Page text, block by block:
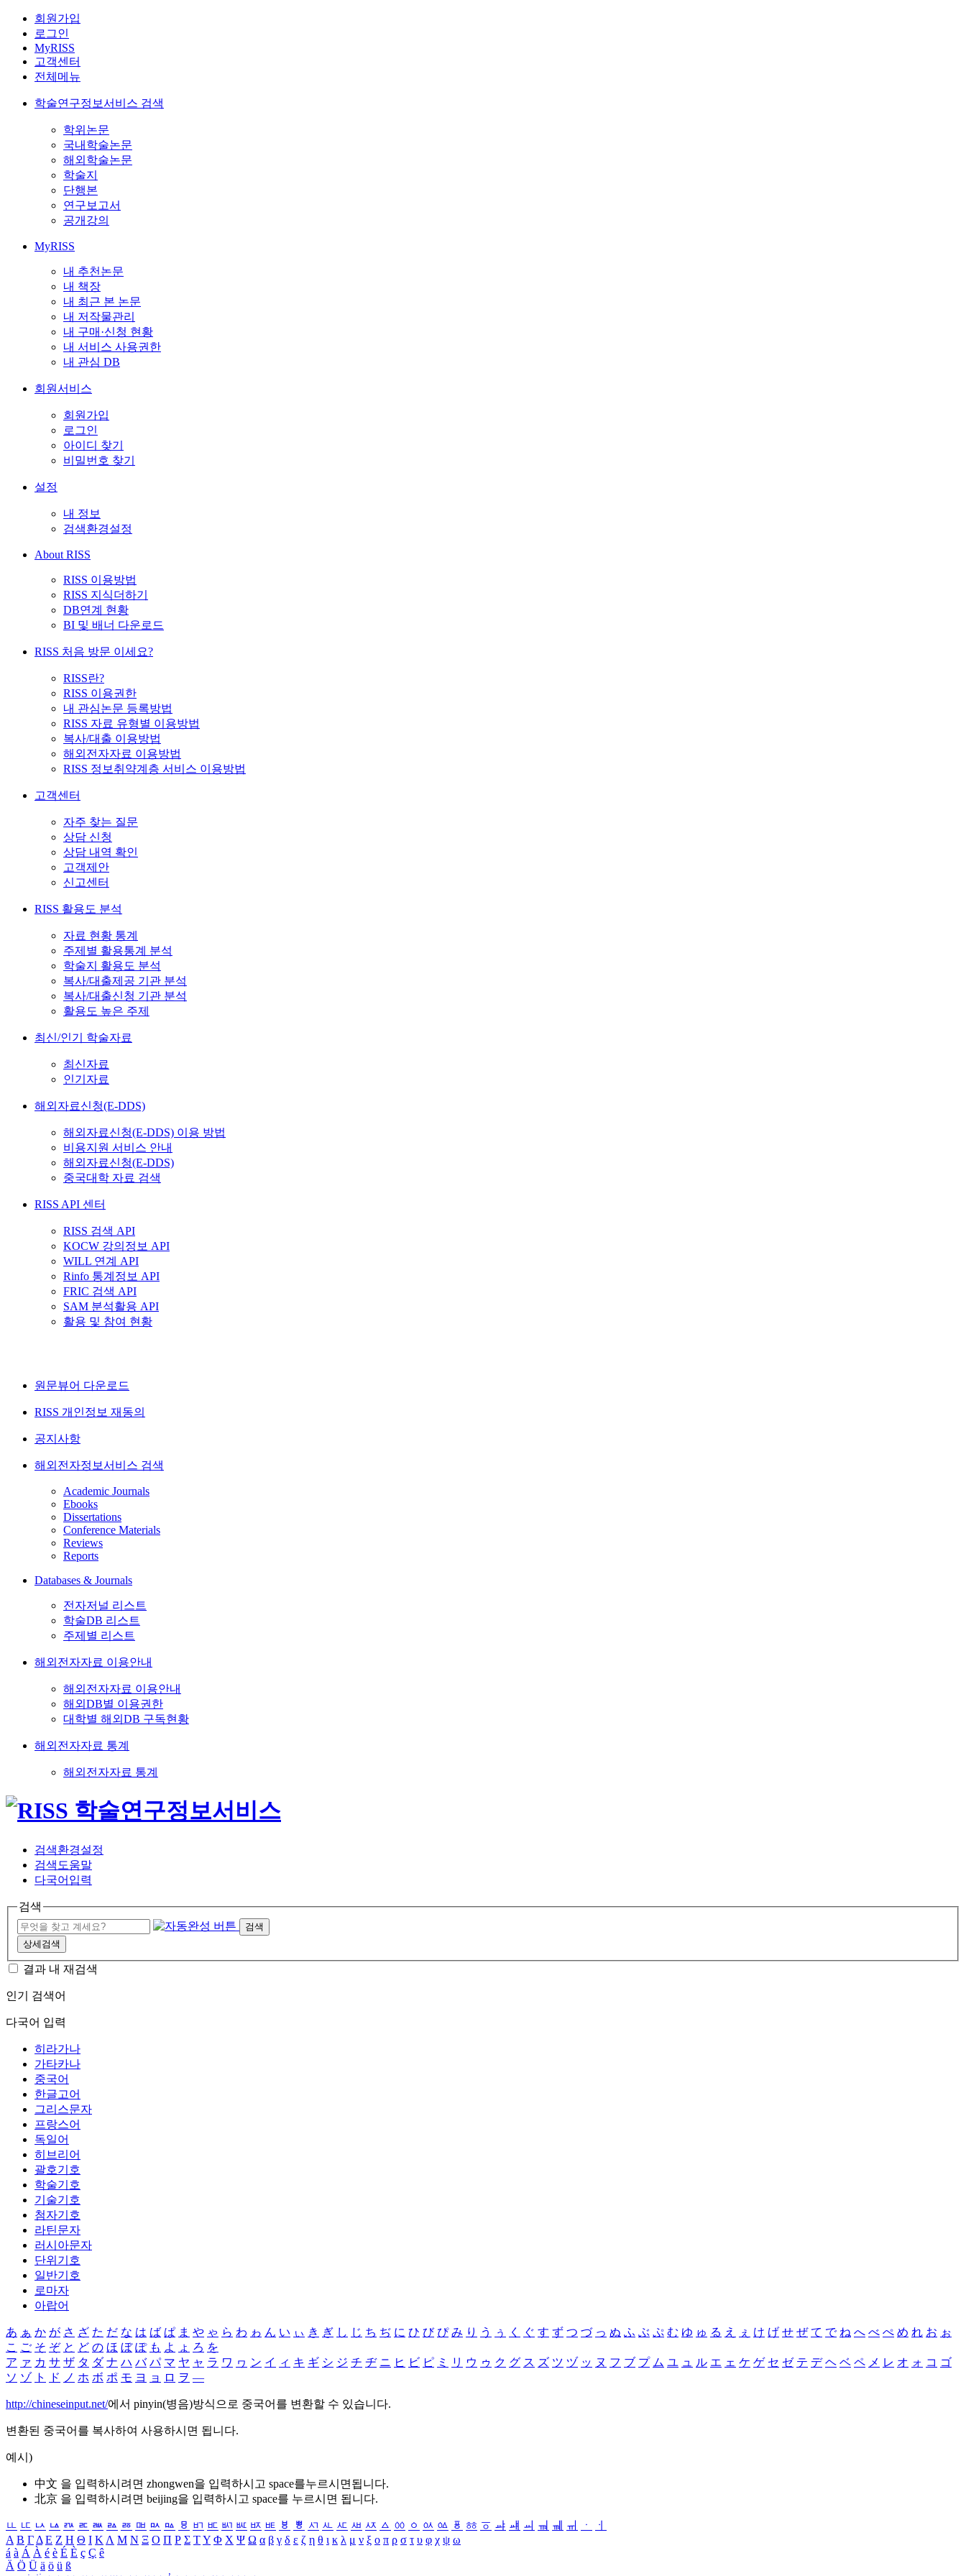
회원가입
로그인
MyRISS
고객센터
전체메뉴
학술연구정보서비스 검색
학위논문
국내학술논문
해외학술논문
학술지
단행본
연구보고서
공개강의
MyRISS
내 추천논문
내 책장
내 최근 본 논문
내 저작물관리
내 구매·신청 현황
내 서비스 사용권한
내 관심 DB
회원서비스
회원가입
로그인
아이디 찾기
비밀번호 찾기
설정
내 정보
검색환경설정
About RISS
RISS 이용방법
RISS 지식더하기
DB연계 현황
BI 및 배너 다운로드
RISS 처음 방문 이세요?
RISS란?
RISS 이용권한
내 관심논문 등록방법
RISS 자료 유형별 이용방법
복사/대출 이용방법
해외전자자료 이용방법
RISS 정보취약계층 서비스 이용방법
고객센터
자주 찾는 질문
상담 신청
상담 내역 확인
고객제안
신고센터
RISS 활용도 분석
자료 현황 통계
주제별 활용통계 분석
학술지 활용도 분석
복사/대출제공 기관 분석
복사/대출신청 기관 분석
활용도 높은 주제
최신/인기 학술자료
최신자료
인기자료
해외자료신청(E-DDS)
해외자료신청(E-DDS) 이용 방법
비용지원 서비스 안내
해외자료신청(E-DDS)
중국대학 자료 검색
RISS API 센터
RISS 검색 API
KOCW 강의정보 API
WILL 연계 API
Rinfo 통계정보 API
FRIC 검색 API
SAM 분석활용 API
활용 및 참여 현황
원문뷰어 다운로드
RISS 개인정보 재동의
공지사항
해외전자정보서비스 검색
Academic Journals
Ebooks
Dissertations
Conference Materials
Reviews
Reports
Databases & Journals
전자저널 리스트
학술DB 리스트
주제별 리스트
해외전자자료 이용안내
해외전자자료 이용안내
해외DB별 이용권한
대학별 해외DB 구독현황
해외전자자료 통계
해외전자자료 통계
검색환경설정
검색도움말
다국어입력
검색
검색
상세검색
결과 내 재검색
인기 검색어
다국어 입력
히라가나
가타카나
중국어
한글고어
그리스문자
프랑스어
독일어
히브리어
괄호기호
학술기호
기술기호
첨자기호
라틴문자
러시아문자
단위기호
일반기호
로마자
아랍어
あ ぁ か が さ ざ た だ な は ば ぱ ま や ゃ ら わ ゎ ん い ぃ き ぎ し じ ち ぢ に ひ び ぴ み り う ぅ く ぐ す ず つ づ っ ぬ ふ ぶ ぷ む ゆ ゅ る え ぇ け げ せ ぜ て で ね へ べ ぺ め れ お ぉ
こ ご そ ぞ と ど の ほ ぼ ぽ も よ ょ ろ を
ア ァ カ サ ザ タ ダ ナ ハ バ パ マ ヤ ャ ラ ワ ヮ ン イ ィ キ ギ シ ジ チ ヂ ニ ヒ ビ ピ ミ リ ウ ゥ ク グ ス ズ ツ ヅ ッ ヌ フ ブ プ ム ユ ュ ル エ ェ ケ ゲ セ ゼ テ デ ヘ ベ ペ メ レ オ ォ コ ゴ
ソ ゾ ト ド ノ ホ ボ ポ モ ヨ ョ ロ ヲ ―
http://chineseinput.net/에서 pinyin(병음)방식으로 중국어를 변환할 수 있습니다.
변환된 중국어를 복사하여 사용하시면 됩니다.
예시)
中文 을 입력하시려면 zhongwen을 입력하시고 space를누르시면됩니다.
北京 을 입력하시려면 beijing을 입력하시고 space를 누르시면 됩니다.
ㅥ ㅦ ㅧ ㅨ ㅩ ㅪ ㅫ ㅬ ㅭ ㅮ ㅯ ㅰ ㅱ ㅲ ㅳ ㅴ ㅵ ㅶ ㅷ ㅸ ㅹ ㅺ ㅻ ㅼ ㅽ ㅾ ㅿ ㆀ ㆁ ㆂ ㆃ ㆄ ㆅ ㆆ ㆇ ㆈ ㆉ ㆊ ㆋ ㆌ ㆍ
ㆎ
Α Β ΓΔ Ε Ζ Η Θ Ι ΚΛ Μ Ν Ξ Ο Π Ρ Σ ΤΥ Φ Χ Ψ Ω α β γ δ ε ζ η θ ι κ λ μ ν ξ ο π ρ σ τ υ φ χ ψ ω
á à Á À é è É È ç Ç ê
Ä Ö Ü ä ö ü ß